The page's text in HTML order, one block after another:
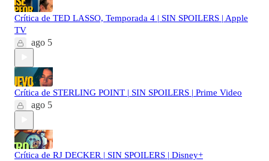
Crítica de TED LASSO, Temporada 4 | SIN SPOILERS | Apple
TV
ago 5
Crítica de STERLING POINT | SIN SPOILERS | Prime Video
ago 5
Crítica de RJ DECKER | SIN SPOILERS | Disney+